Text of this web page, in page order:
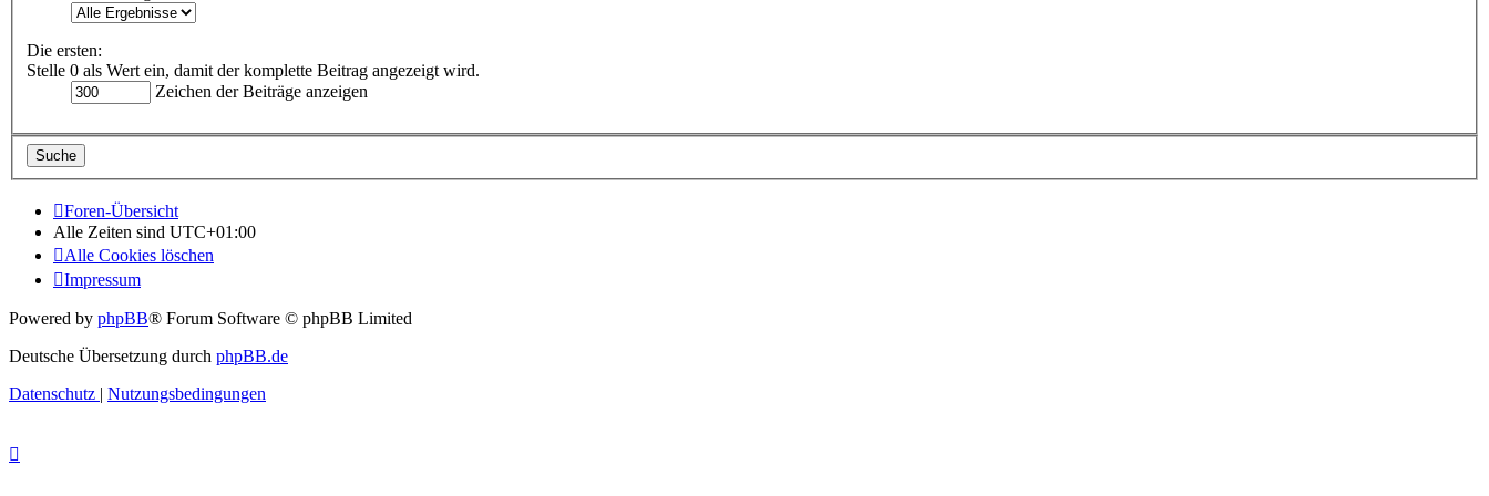
Die ersten:
Stelle 0 als Wert ein, damit der komplette Beitrag angezeigt wird.
Zeichen der Beiträge anzeigen
Foren-Übersicht
Alle Zeiten sind UTC+01:00
Alle Cookies löschen
Impressum
Powered by phpBB® Forum Software © phpBB Limited
Deutsche Übersetzung durch phpBB.de
Datenschutz | Nutzungsbedingungen